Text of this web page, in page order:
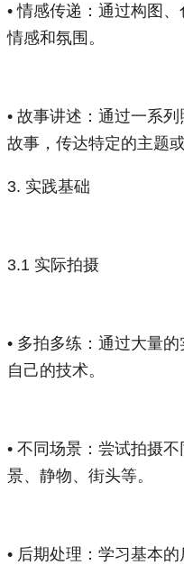
• 情感传递：通过构图
情感和氛围。
• 故事讲述：通过一系
故事，传达特定的主题或
3. 实践基础
3.1 实际拍摄
• 多拍多练：通过大量
自己的技术。
• 不同场景：尝试拍摄
景、静物、街头等。
• 后期处理：学习基本